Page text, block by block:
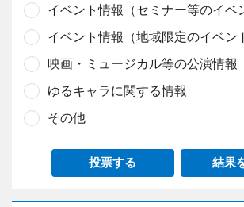
イベント情報（セミナー等のイベ
イベント情報（地域限定のイベン
映画・ミュージカル等の公演情報
ゆるキャラに関する情報
その他
投票する 結果